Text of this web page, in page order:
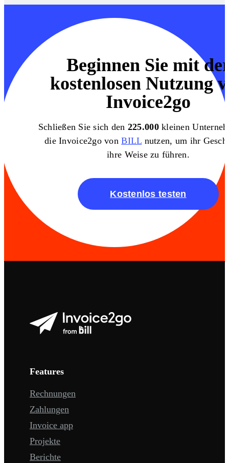
Beginnen Sie mit
kostenlosen Nutzung
Invoice2go
Schließen Sie sich den 225.000kleinen
die Invoice2go vonBILL nutzen, um ihr
ihre Weise zu führen.
Kostenlos testen
Features
Rechnungen
Zahlungen
Invoice app
Projekte
Berichte